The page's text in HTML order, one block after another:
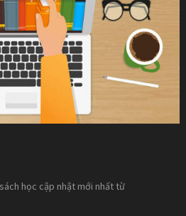
học cập nhật mới nhất từ